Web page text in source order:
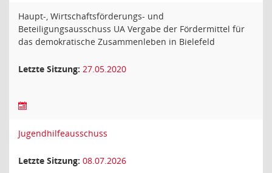
Haupt-, Wirtschaftsförderungs- und
Beteiligungsausschuss UA Vergabe der Fördermittel für
das demokratische Zusammenleben in Bielefeld
Letzte Sitzung: 27.05.2020
Jugendhilfeausschuss
Letzte Sitzung: 08.07.2026